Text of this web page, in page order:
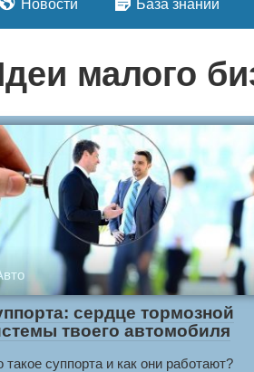
Новости База знаний
малого
сердце тормозной
твоего автомобиля
такое суппорта и как они работают?